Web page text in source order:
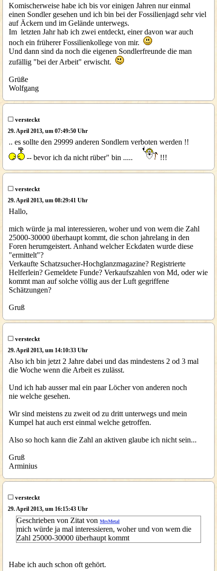
Komischerweise habe ich bis vor einigen Jahren nur einmal
einen Sondler gesehen und ich bin bei der Fossilienjagd sehr viel
auf Äckern und im Gelände unterwegs.
Im letzten Jahr hab ich zwei entdeckt, einer davon war auch
noch ein früherer Fossilienkollege von mir.
Und dann sind da noch die eigenen Sondlerfreunde die man
zufällig "bei der Arbeit" erwischt.
Grüße
Wolfgang
versteckt
29. April 2013, um 07:49:50 Uhr
.. es sollte den 29999 anderen Sondlern verboten werden !!
-- bevor ich da nicht rüber" bin .....
!!!
versteckt
29. April 2013, um 08:29:41 Uhr
Hallo,
mich würde ja mal interessieren, woher und von wem die Zahl
25000-30000 überhaupt kommt, die schon jahrelang in den
Foren herumgeistert. Anhand welcher Eckdaten wurde diese
"ermittelt"?
Verkaufte Schatzsucher-Hochglanzmagazine? Registrierte
Helferlein? Gemeldete Funde? Verkaufszahlen von Md, oder wie
kommt man auf solche völlig aus der Luft gegriffene
Schätzungen?
Gruß
versteckt
29. April 2013, um 14:10:33 Uhr
Also ich bin jetzt 2 Jahre dabei und das mindestens 2 od 3 mal
die Woche wenn die Arbeit es zulässt.
Und ich hab ausser mal ein paar Löcher von anderen noch
nie welche gesehen.
Wir sind meistens zu zweit od zu dritt unterwegs und mein
Kumpel hat auch erst einmal welche getroffen.
Also so hoch kann die Zahl an aktiven glaube ich nicht sein...
Gruß
Arminius
versteckt
29. April 2013, um 16:15:43 Uhr
Geschrieben von Zitat von MrsMetal
mich würde ja mal interessieren, woher und von wem die
Zahl 25000-30000 überhaupt kommt
Habe ich auch schon oft gehört.